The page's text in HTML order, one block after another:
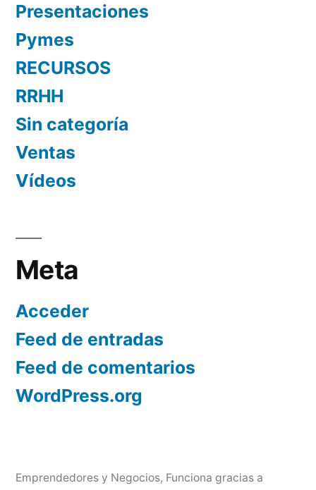
Presentaciones
Pymes
RECURSOS
RRHH
Sin categoría
Ventas
Vídeos
Meta
Acceder
Feed de entradas
Feed de comentarios
WordPress.org
Emprendedores y Negocios, Funciona gracias a